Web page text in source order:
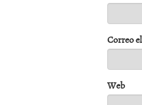
Correo
Web